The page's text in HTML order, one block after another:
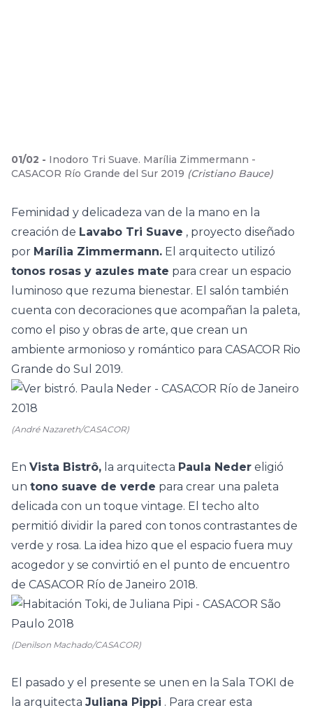
01/02 - Inodoro Tri Suave. Marília Zimmermann -
CASACOR Río Grande del Sur 2019 (Cristiano Bauce)
Feminidad y delicadeza van de la mano en la
creación de Lavabo Tri Suave , proyecto diseñado
por Marília Zimmermann. El arquitecto utilizó
tonos rosas y azules mate para crear un espacio
luminoso que rezuma bienestar. El salón también
cuenta con decoraciones que acompañan la paleta,
como el piso y obras de arte, que crean un
ambiente armonioso y romántico para CASACOR Rio
Grande do Sul
2019.
(André Nazareth/CASACOR)
En Vista Bistrô, la arquitecta Paula Neder eligió
un tono suave de verde para crear una paleta
delicada con un toque vintage. El techo alto
permitió dividir la pared con tonos contrastantes de
verde y rosa. La idea hizo que el espacio fuera muy
acogedor y se convirtió en el punto de encuentro
de CASACOR Río de Janeiro 2018.
(Denilson Machado/CASACOR)
El pasado y el presente se unen en la Sala TOKI de
la arquitecta Juliana Pippi . Para crear esta